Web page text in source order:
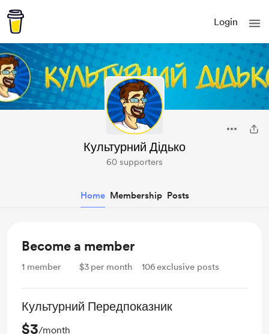
Login
Культурний Дідько
60 supporters
Home Membership Posts
Become a member
1 member $3 per month 106exclusive posts
Культурний Передпоказник
$3/month